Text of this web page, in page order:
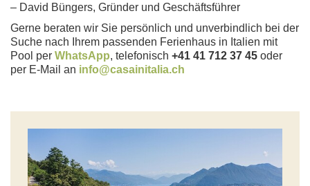
– David Büngers, Gründer und Geschäftsführer
Gerne beraten wir Sie persönlich und unverbindlich bei der
Suche nach Ihrem passenden Ferienhaus in Italien mit
Pool per WhatsApp, telefonisch +41 41 712 37 45 oder
per E-Mail an info@casainitalia.ch